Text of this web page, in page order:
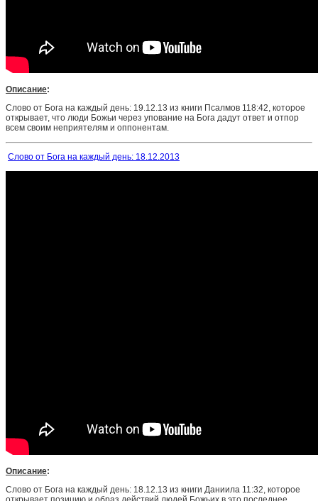
Описание:
Слово от Бога на каждый день: 19.12.13 из книги Псалмов 118:42, которое
открывает, что люди Божьи через упование на Бога дадут ответ и отпор
всем своим неприятелям и оппонентам.
Слово от Бога на каждый день: 18.12.2013
Описание:
Слово от Бога на каждый день: 18.12.13 из книги Даниила 11:32, которое